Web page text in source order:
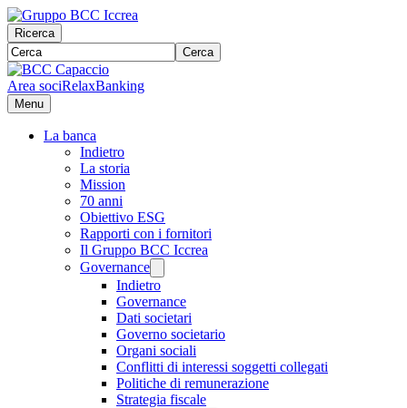
Ricerca
Cerca
Area sociRelaxBanking
Menu
La banca
Indietro
La storia
Mission
70 anni
Obiettivo ESG
Rapporti con i fornitori
Il Gruppo BCC Iccrea
Governance
Indietro
Governance
Dati societari
Governo societario
Organi sociali
Conflitti di interessi soggetti collegati
Politiche di remunerazione
Strategia fiscale